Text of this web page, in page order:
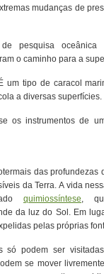
mudanças de
pesquisa
o caminho para a
um tipo de caracol
a diversas superfícies.
os instrumentos de
das profundezas
da Terra. A vida
quimiossíntese,
da luz do Sol. Em
pelas próprias
só podem ser
se mover